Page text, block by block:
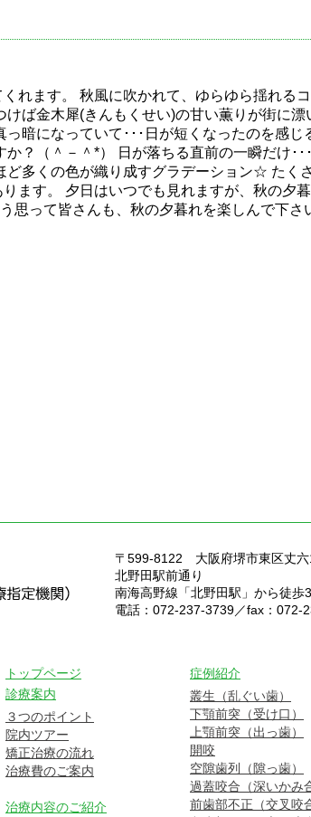
れます。 秋風に吹かれて、ゆらゆら揺れる
ば金木犀(きんもくせい)の甘い薫りが街に漂
暗になっていて･･･日が短くなったのを感じ
？（＾－＾*） 日が落ちる直前の一瞬だけ･･
ど多くの色が織り成すグラデーション☆ たく
ます。 夕日はいつでも見れますが、秋の夕
思って皆さんも、秋の夕暮れを楽しんで下
〒599-8122 大阪府堺市東区丈
北野田駅前通り
南海高野線「北野田駅」から徒歩
電話：072-237-3739／fax：072-
トップページ
診療案内
３つのポイント
院内ツアー
矯正治療の流れ
治療費のご案内
治療内容のご紹介
症例紹介
叢生（乱ぐい歯）
下顎前突（受け口）
上顎前突（出っ歯）
開咬
空隙歯列（隙っ歯）
過蓋咬合（深いかみ
前歯部不正（交叉咬